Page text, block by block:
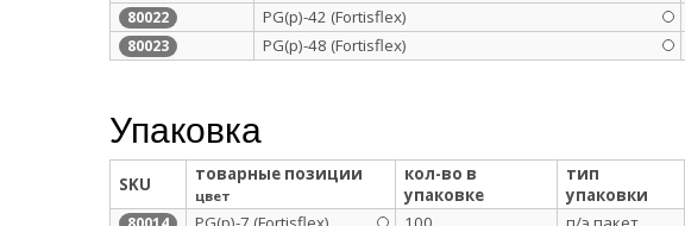
80022 PG(p)-42 (Fortisflex)
80023 PG(p)-48 (Fortisflex)
Упаковка
SKU товарные позиции
цвет
кол-во в
упаковке
тип
упаковки